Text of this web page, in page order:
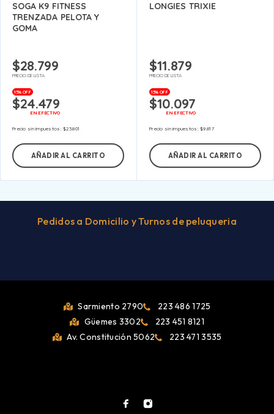
SOGA K9 FITNESS
TRENZADA PELOTA Y
GOMA
$28.799
PRECIO DE LISTA
15% OFF
$24.479
EN EFECTIVO
Precio sin impuestos:$23.801
AÑADIR AL CARRITO
LONGIES TRIXIE
$11.879
PRECIO DE LISTA
15% OFF
$10.097
EN EFECTIVO
Precio sin impuestos:$9.817
AÑADIR AL CARRITO
Pedidos a Domicilio y Turnos de peluqueria
Sarmiento 2790
223 486 1725
Güemes 3302
223 451 8121
Av. Constitución 5062
223 471 3535